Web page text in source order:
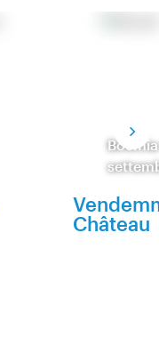
Château